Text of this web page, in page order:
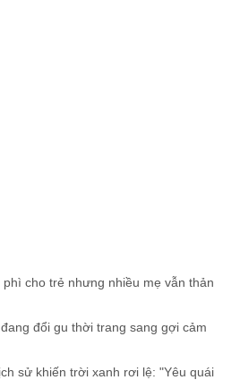
cho trẻ nhưng nhiều mẹ vẫn thản
đổi gu thời trang sang gợi cảm
sử khiến trời xanh rơi lệ: "Yêu quái